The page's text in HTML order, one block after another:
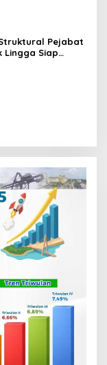
Pejabat
Lingga Siap